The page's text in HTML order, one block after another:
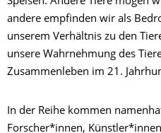
andere empfinden wir als
unserem Verhältnis zu den
unsere Wahrnehmung des
Zusammenleben im 21.
In der Reihe kommen
Forscher*innen,